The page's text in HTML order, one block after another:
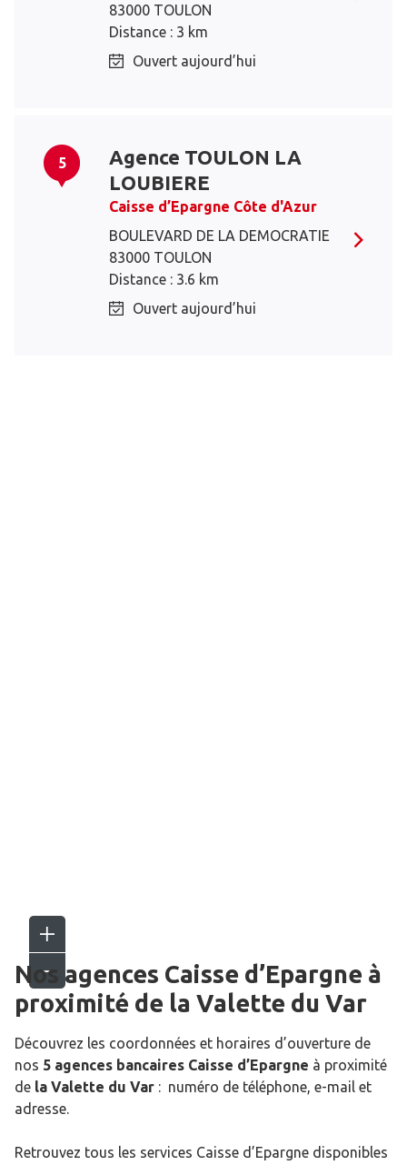
83000 TOULON
Distance : 3 km
Ouvert aujourd’hui
5
Agence TOULON LA
LOUBIERE
Caisse d’Epargne Côte d'Azur
BOULEVARD DE LA DEMOCRATIE
83000 TOULON
Distance : 3.6 km
Ouvert aujourd’hui
Nos agences Caisse d’Epargne à
proximité de la Valette du Var
Découvrez les coordonnées et horaires d’ouverture de
nos 5 agences bancaires Caisse d’Epargne à proximité
de la Valette du Var : numéro de téléphone, e-mail et
adresse.
Retrouvez tous les services Caisse d’Epargne disponibles